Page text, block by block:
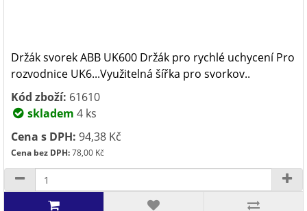
Držák svorek ABB UK600 Držák pro rychlé uchycení Pro
rozvodnice UK6...Využitelná šířka pro svorkov..
Kód zboží: 61610
skladem 4 ks
Cena s DPH: 94,38 Kč
Cena bez DPH:78,00 Kč